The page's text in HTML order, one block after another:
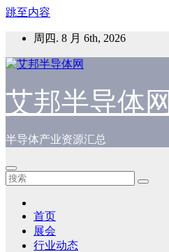
跳至内容
周四. 8 月 6th, 2026
艾邦半导体网
半导体产业资源汇总
首页
展会
行业动态